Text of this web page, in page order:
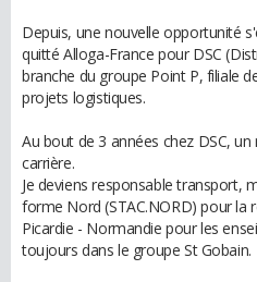
Depuis, une nouvelle opportunité
quitté Alloga-France pour DSC
branche du groupe Point P, filiale
projets logistiques.
Au bout de 3 années chez DSC,
carrière.
Je deviens responsable transport,
forme Nord (STAC.NORD) pour la
Picardie - Normandie pour les
toujours dans le groupe St Gobain.